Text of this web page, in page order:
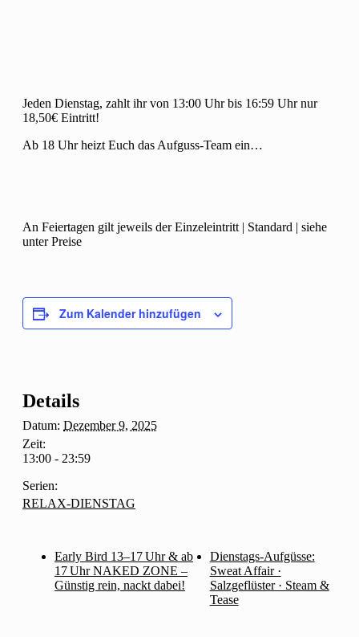
Jeden Dienstag, zahlt ihr von 13:00 Uhr bis 16:59 Uhr nur
18,50€ Eintritt!
Ab 18 Uhr heizt Euch das Aufguss-Team ein…
An Feiertagen gilt jeweils der Einzeleintritt | Standard | siehe
unter Preise
Zum Kalender hinzufügen
Details
Datum: Dezember 9, 2025
Zeit:
13:00 - 23:59
Serien:
RELAX-DIENSTAG
Early Bird 13–17 Uhr & ab
17 Uhr NAKED ZONE –
Günstig rein, nackt dabei!
Dienstags-Aufgüsse:
Sweat Affair ·
Salzgeflüster · Steam &
Tease